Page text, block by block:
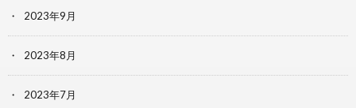
2023年9月
2023年8月
2023年7月